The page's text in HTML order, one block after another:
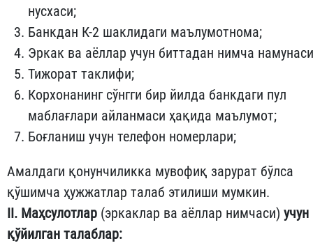
нусхаси;
Банкдан К-2 шаклидаги маълумотнома;
Эркак ва аёллар учун биттадан нимча
Тижорат таклифи;
Корхонанинг сўнгги бир йилда банкдаги пул
маблағлари айланмаси ҳақида маълумот;
Боғланиш учун телефон номерлари;
Амалдаги қонунчиликка мувофиқ зарурат бўлса
қўшимча ҳужжатлар талаб этилиши мумкин.
II. Маҳсулотлар (эркаклар ва аёллар нимчаси) учун
қўйилган талаблар: